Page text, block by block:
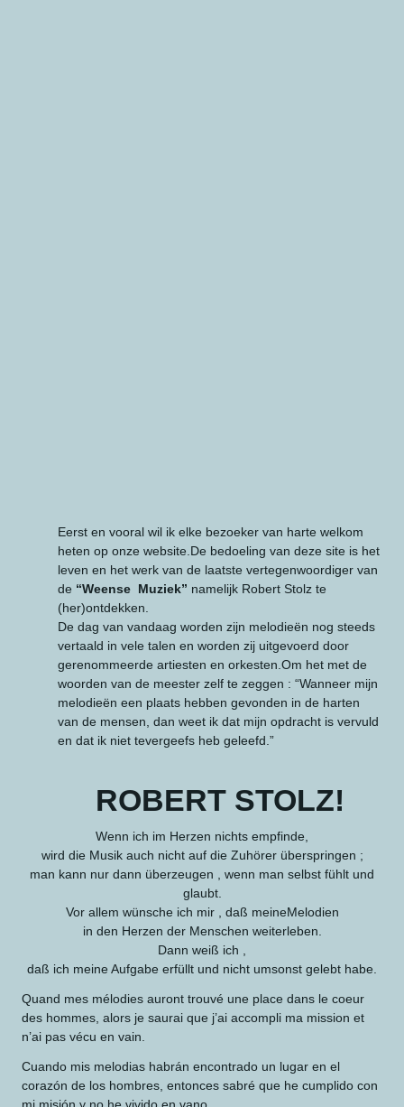
Eerst en vooral wil ik elke bezoeker van harte welkom
heten op onze website.De bedoeling van deze site is het
leven en het werk van de laatste vertegenwoordiger van
de “Weense Muziek” namelijk Robert Stolz te
(her)ontdekken.
De dag van vandaag worden zijn melodieën nog steeds
vertaald in vele talen en worden zij uitgevoerd door
gerenommeerde artiesten en orkesten.Om het met de
woorden van de meester zelf te zeggen : “Wanneer mijn
melodieën een plaats hebben gevonden in de harten
van de mensen, dan weet ik dat mijn opdracht is vervuld
en dat ik niet tevergeefs heb geleefd.”
ROBERT STOLZ!
Wenn ich im Herzen nichts empfinde,
wird die Musik auch nicht auf die Zuhörer überspringen ;
man kann nur dann überzeugen , wenn man selbst fühlt und
glaubt.
Vor allem wünsche ich mir , daß meineMelodien
in den Herzen der Menschen weiterleben.
Dann weiß ich ,
daß ich meine Aufgabe erfüllt und nicht umsonst gelebt habe.
Quand mes mélodies auront trouvé une place dans le coeur
des hommes, alors je saurai que j’ai accompli ma mission et
n’ai pas vécu en vain.
Cuando mis melodias habrán encontrado un lugar en el
corazón de los hombres, entonces sabré que he cumplido con